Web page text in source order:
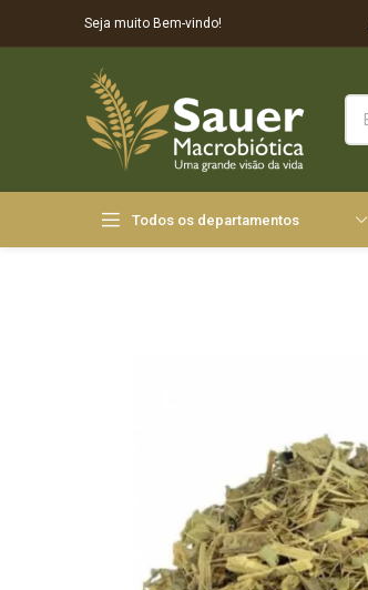
Seja muito Bem-vindo!
Todos os departamentos